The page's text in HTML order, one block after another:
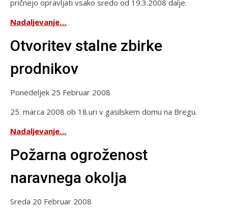
pričnejo opravljati vsako sredo od 19.3.2008 dalje.
Nadaljevanje…
Otvoritev stalne zbirke
prodnikov
Ponedeljek 25 Februar 2008
25. marca 2008 ob 18.uri v gasilskem domu na Bregu.
Nadaljevanje…
Požarna ogroženost
naravnega okolja
Sreda 20 Februar 2008